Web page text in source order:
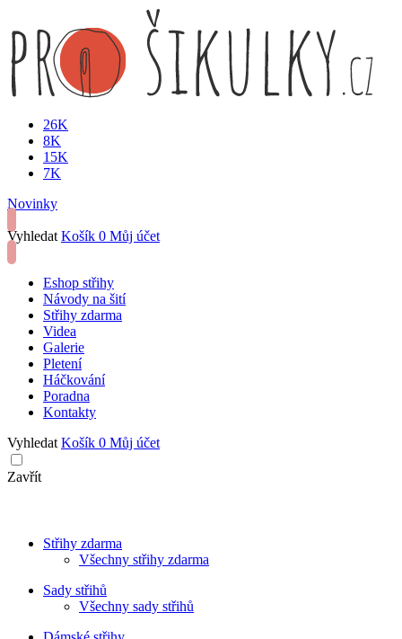
26K
8K
15K
7K
Novinky
Vyhledat Košík 0 Můj účet
Eshop střihy
Návody na šití
Střihy zdarma
Videa
Galerie
Pletení
Háčkování
Poradna
Kontakty
Vyhledat Košík 0 Můj účet
Zavřít
Střihy zdarma
Všechny střihy zdarma
Sady střihů
Všechny sady střihů